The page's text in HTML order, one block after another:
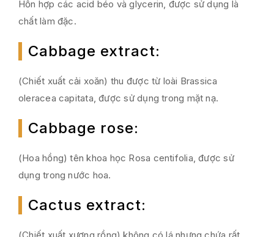
Hỗn hợp các acid béo và glycerin, được sử dụng là
chất làm đặc.
Cabbage extract:
(Chiết xuất cải xoăn) thu được từ loài Brassica
oleracea capitata, được sử dụng trong mặt nạ.
Cabbage rose:
(Hoa hồng) tên khoa học Rosa centifolia, được sử
dụng trong nước hoa.
Cactus extract: